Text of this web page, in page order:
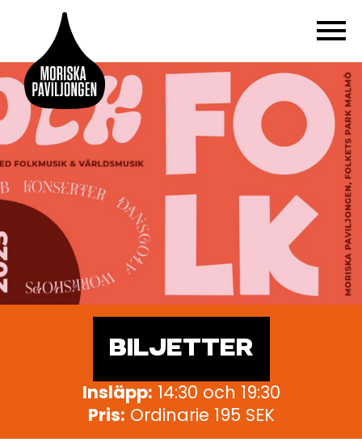
BILJETTER
Insläpp: 14:30 och 19:30
Pris: Ordinarie 195 SEK